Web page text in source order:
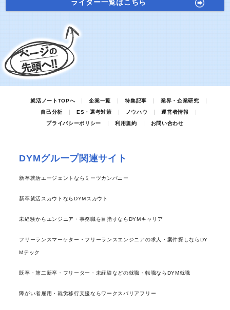
ライター一覧はこちら
就活ノートTOPへ 企業一覧 特集記事
業界・企業研究
自己分析
ES・選考対策 ノウハウ
運営者情報
プライバシーポリシー
利用規約 お問い合わせ
DYMグループ関連サイト
新卒就活エージェントならミーツカンパニー
新卒就活スカウトならDYMスカウト
未経験からエンジニア・事務職を目指すならDYMキャリア
フリーランスマーケター・フリーランスエンジニアの求人・案件探しならDY
Mテック
既卒・第二新卒・フリーター・未経験などの就職・転職ならDYM就職
障がい者雇用・就労移行支援ならワークスバリアフリー